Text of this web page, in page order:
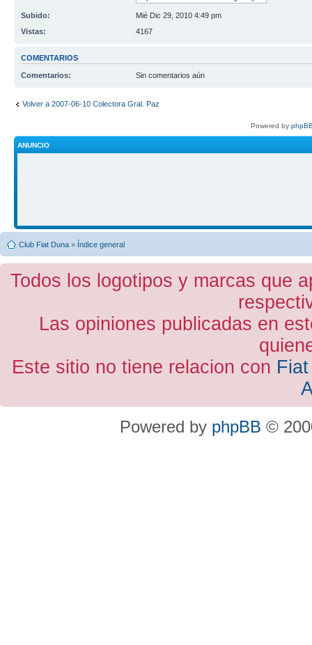
Subido:
Mié Dic 29, 2010 4:49 pm
Vistas:
4167
COMENTARIOS
Comentarios: Sin comentarios aún
Volver a 2007-06-10 Colectora Gral. Paz
Powered by
ANUNCIO
Club Fiat Duna » Índice general
Todos los logotipos y marcas que
Las opiniones publicadas en
Este sitio no tiene relacion con
Powered by phpBB ©